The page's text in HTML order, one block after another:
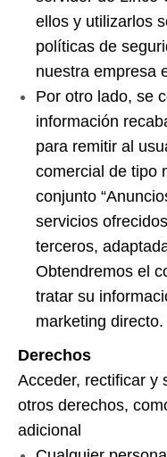
ellos y utilizarlos
políticas de
nuestra empresa
Por otro lado, se
información
para remitir al
comercial de tipo
conjunto
servicios
terceros,
Obtendremos el
tratar su
marketing directo.
Derechos
Acceder, rectificar y
otros derechos,
adicional